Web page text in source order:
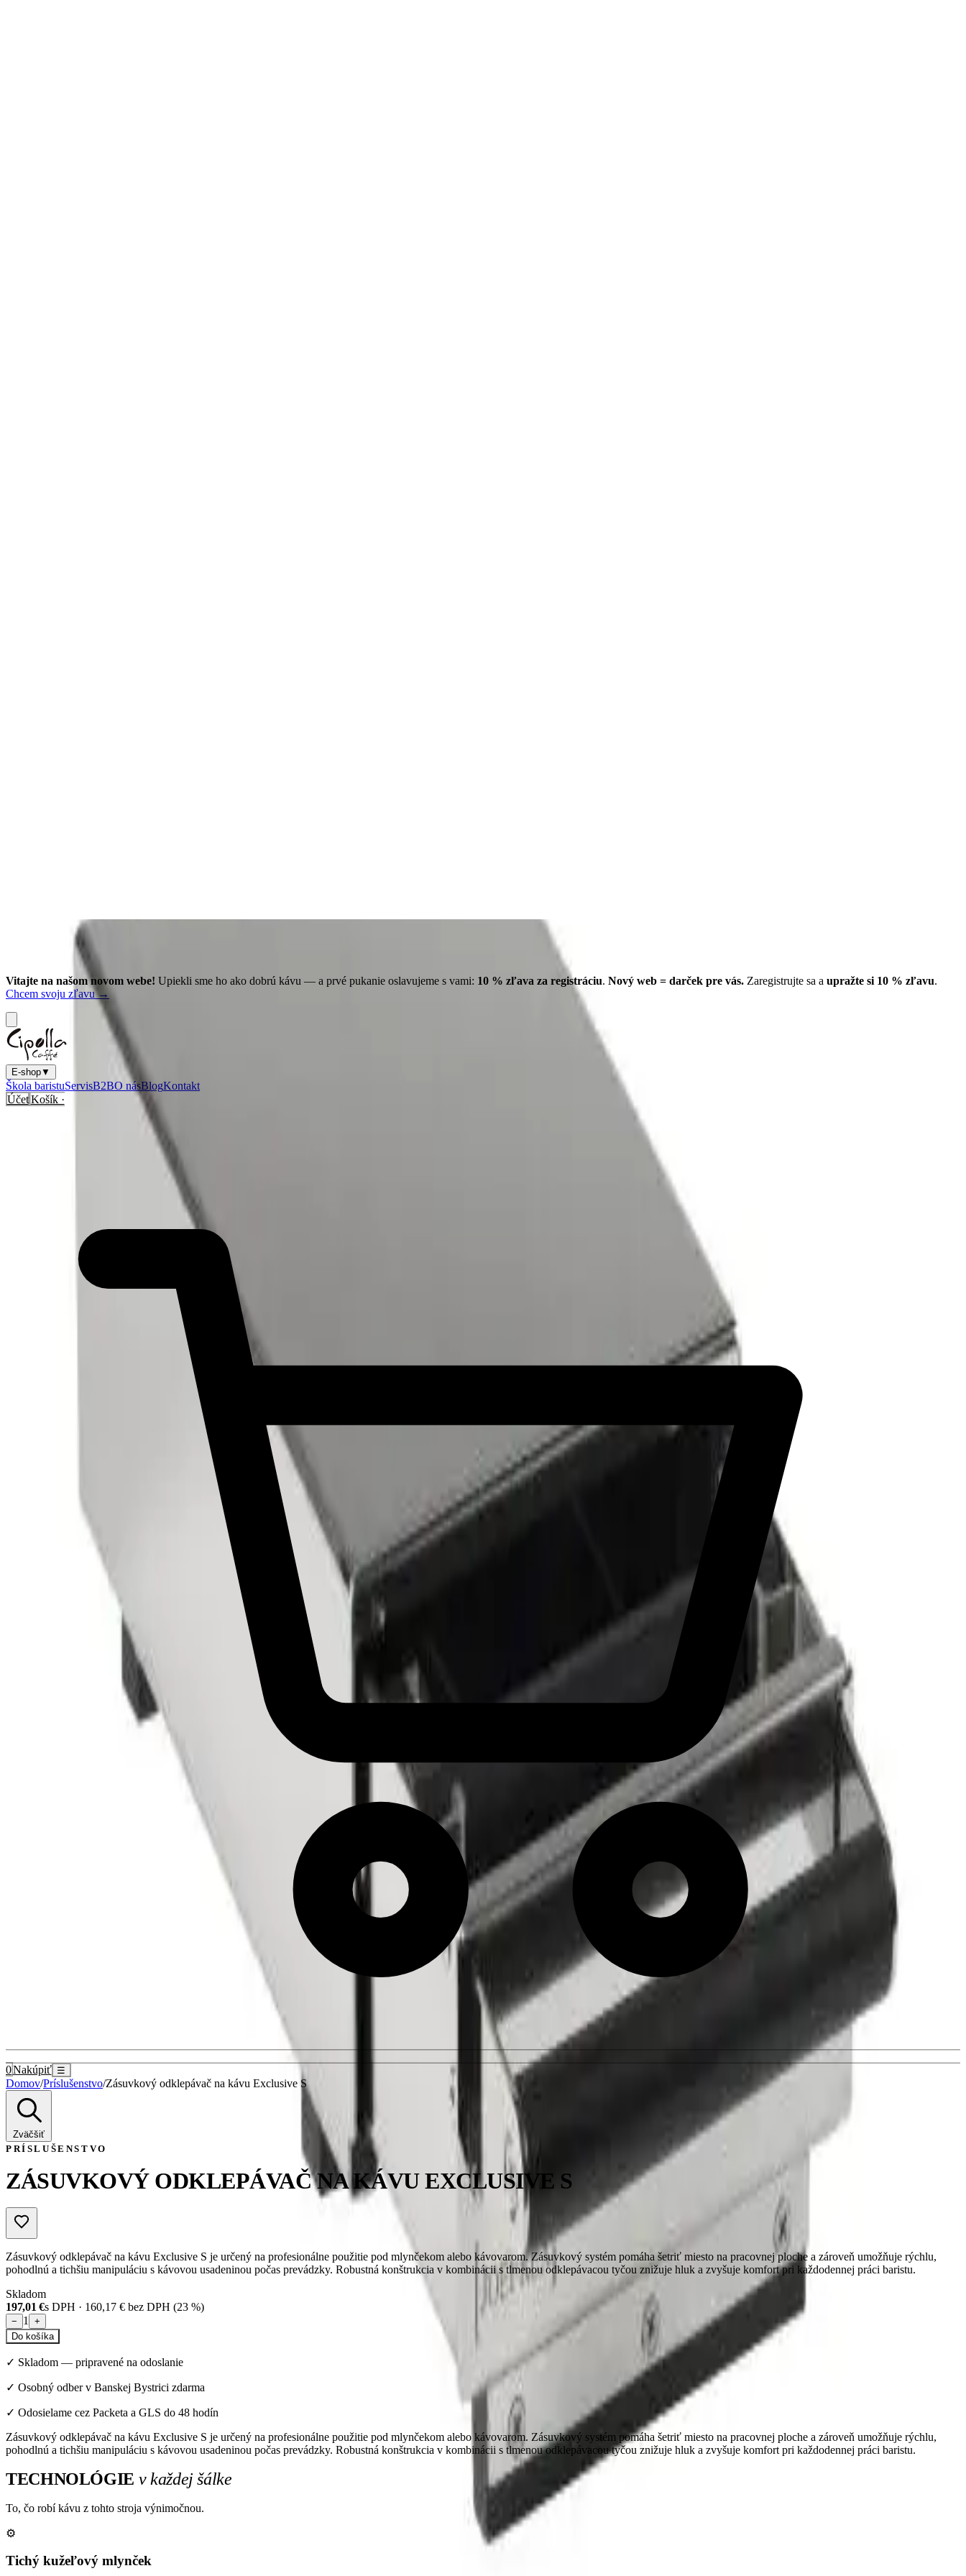
Vitajte na našom novom webe! Upiekli sme ho ako dobrú kávu — a prvé pukanie oslavujeme s vami: 10 % zľava za registráciu. Nový web = darček pre vás. Zaregistrujte sa a upražte si 10 % zľavu.
Chcem svoju zľavu →
E-shop▼
Škola baristuServisB2BO násBlogKontakt
Účet Košík ·
0Nakúpiť ☰
Domov/Príslušenstvo/Zásuvkový odklepávač na kávu Exclusive S
Zväčšiť
PRÍSLUŠENSTVO
ZÁSUVKOVÝ ODKLEPÁVAČ NA KÁVU EXCLUSIVE S
Zásuvkový odklepávač na kávu Exclusive S je určený na profesionálne použitie pod mlynčekom alebo kávovarom. Zásuvkový systém pomáha šetriť miesto na pracovnej ploche a zároveň umožňuje rýchlu,
pohodlnú a tichšiu manipuláciu s kávovou usadeninou počas prevádzky. Robustná konštrukcia v kombinácii s tlmenou odklepávacou tyčou znižuje hluk a zvyšuje komfort pri každodennej práci baristu.
Skladom
197,01 €s DPH · 160,17 € bez DPH (23 %)
− 1
+
Do košíka
✓ Skladom — pripravené na odoslanie
✓ Osobný odber v Banskej Bystrici zdarma
✓ Odosielame cez Packeta a GLS do 48 hodín
Zásuvkový odklepávač na kávu Exclusive S je určený na profesionálne použitie pod mlynčekom alebo kávovarom. Zásuvkový systém pomáha šetriť miesto na pracovnej ploche a zároveň umožňuje rýchlu,
pohodlnú a tichšiu manipuláciu s kávovou usadeninou počas prevádzky. Robustná konštrukcia v kombinácii s tlmenou odklepávacou tyčou znižuje hluk a zvyšuje komfort pri každodennej práci baristu.
TECHNOLÓGIE v každej šálke
To, čo robí kávu z tohto stroja výnimočnou.
⚙️
Tichý kužeľový mlynček